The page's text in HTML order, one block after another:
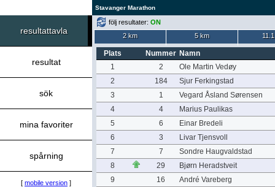
Stavanger Marathon
resultattavla
resultat
sök
mina favoriter
spårning
[ mobile version ]
följ resultater: ON
2 km
5 km
Plats Nummer Namn
1
2
Ole Martin Vedøy
2
184
Sjur Ferkingstad
3
1
Vegard Åsland Sørensen
4
4
Marius Paulikas
5
6
Einar Bredeli
6
3
Livar Tjensvoll
7
7
Sondre Haugvaldstad
8
29
Bjørn Heradstveit
9
16
André Vareberg